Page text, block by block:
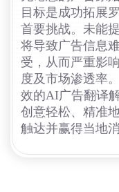
目标是成功拓展
首要挑战。未能
将导致广告信息
受，从而严重影
度及市场渗透率
效的AI广告翻译
创意轻松、精准
触达并赢得当地消